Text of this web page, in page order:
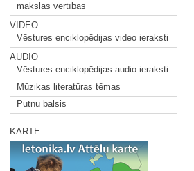
mākslas vērtības
VIDEO
Vēstures enciklopēdijas video ieraksti
AUDIO
Vēstures enciklopēdijas audio ieraksti
Mūzikas literatūras tēmas
Putnu balsis
KARTE